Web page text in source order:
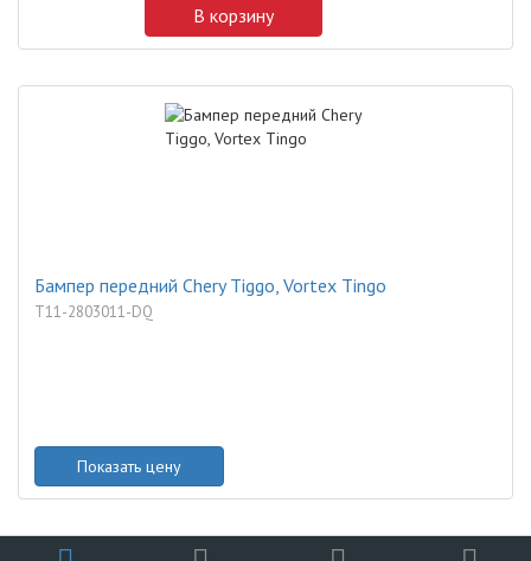
В корзину
Бампер передний Chery Tiggo, Vortex Tingo
T11-2803011-DQ
Показать цену